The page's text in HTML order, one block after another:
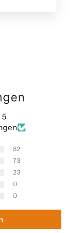
5
82
73
23
0
0